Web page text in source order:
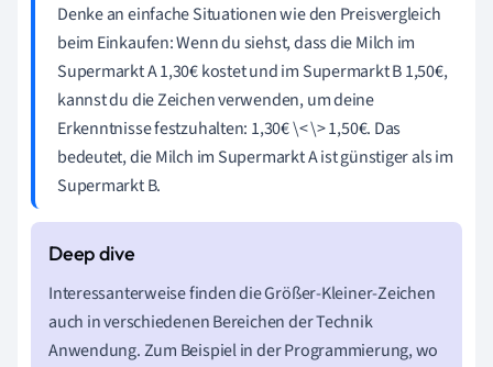
Denke an einfache Situationen wie den Preisvergleich
beim Einkaufen: Wenn du siehst, dass die Milch im
Supermarkt A 1,30€ kostet und im Supermarkt B 1,50€,
kannst du die Zeichen verwenden, um deine
Erkenntnisse festzuhalten: 1,30€ \< \> 1,50€. Das
bedeutet, die Milch im Supermarkt A ist günstiger als im
Supermarkt B.
Interessanterweise finden die Größer-Kleiner-Zeichen
auch in verschiedenen Bereichen der Technik
Anwendung. Zum Beispiel in der Programmierung, wo